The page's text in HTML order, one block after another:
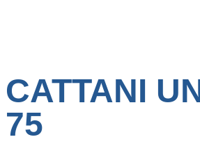
CATTANI
75